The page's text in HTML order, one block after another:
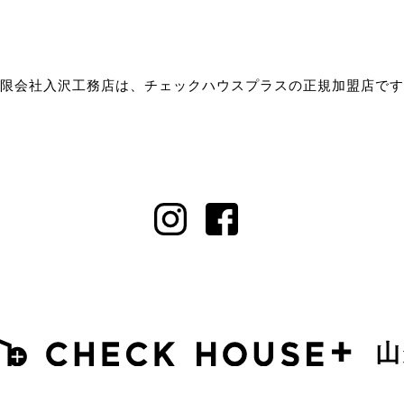
会社入沢工務店は、チェックハウスプラスの正規加盟店で